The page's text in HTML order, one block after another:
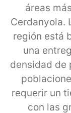
áreas
Cerdanyola.
región está
una
densidad de
requerir un
con las